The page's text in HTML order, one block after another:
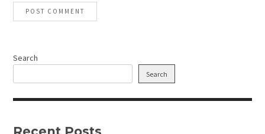
Search
Search